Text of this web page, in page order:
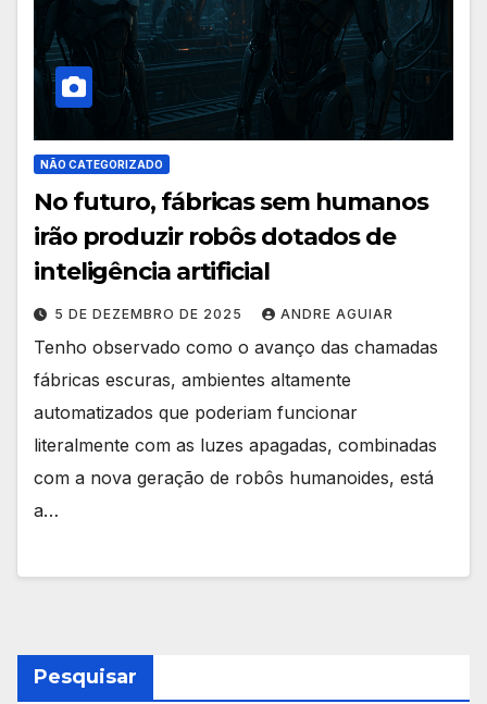
NÃO CATEGORIZADO
No futuro, fábricas sem humanos
irão produzir robôs dotados de
inteligência artificial
5 DE DEZEMBRO DE 2025 ANDRE AGUIAR
Tenho observado como o avanço das chamadas
fábricas escuras, ambientes altamente
automatizados que poderiam funcionar
literalmente com as luzes apagadas, combinadas
com a nova geração de robôs humanoides, está
a…
Pesquisar